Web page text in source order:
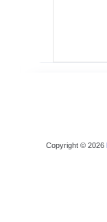
Copyright © 2026